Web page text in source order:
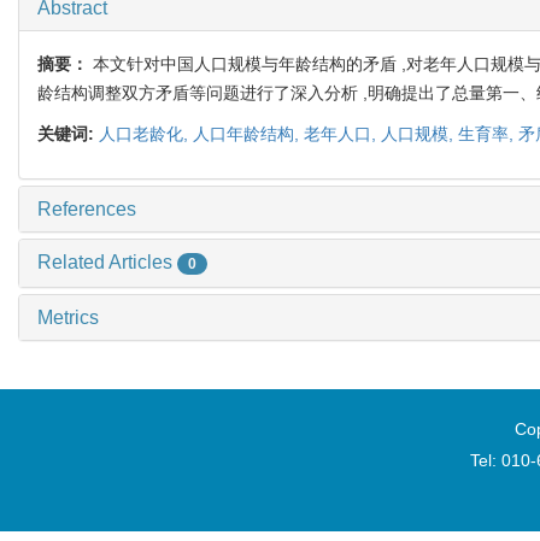
Abstract
摘要： 本文针对中国人口规模与年龄结构的矛盾 ,对老年人口规模
龄结构调整双方矛盾等问题进行了深入分析 ,明确提出了总量第一
关键词: 人口老龄化, 人口年龄结构, 老年人口, 人口规模, 生育率, 矛
References
Related Articles 0
Metrics
Tel: